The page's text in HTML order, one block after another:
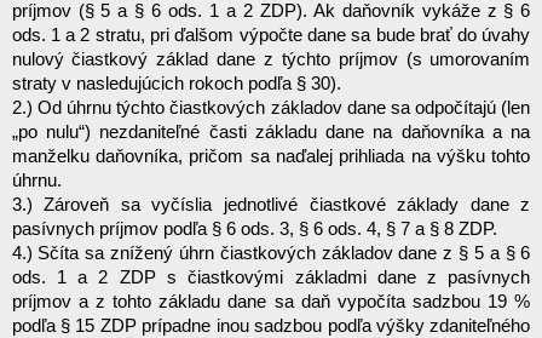
príjmov (§ 5 a § 6 ods. 1 a 2 ZDP). Ak daňovník vykáže z § 6
ods. 1 a 2 stratu, pri ďalšom výpočte dane sa bude brať do úvahy
nulový čiastkový základ dane z týchto príjmov (s umorovaním
straty v nasledujúcich rokoch podľa § 30).
2.) Od úhrnu týchto čiastkových základov dane sa odpočítajú (len
„po nulu“) nezdaniteľné časti základu dane na daňovníka a na
manželku daňovníka, pričom sa naďalej prihliada na výšku tohto
úhrnu.
3.) Zároveň sa vyčíslia jednotlivé čiastkové základy dane z
pasívnych príjmov podľa § 6 ods. 3, § 6 ods. 4, § 7 a § 8 ZDP.
4.) Sčíta sa znížený úhrn čiastkových základov dane z § 5 a § 6
ods. 1 a 2 ZDP s čiastkovými základmi dane z pasívnych
príjmov a z tohto základu dane sa daň vypočíta sadzbou 19 %
podľa § 15 ZDP prípadne inou sadzbou podľa výšky zdaniteľného